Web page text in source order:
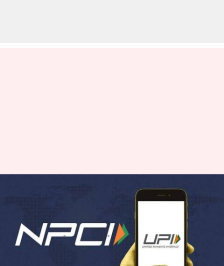
RBI का फैसला, NPCI अब बढ़ा
सकेगा व्यापारी को UPI पेमेंट की
लेखन बिश्वजीत कुमार Apr 09, 2025 04:40 pm